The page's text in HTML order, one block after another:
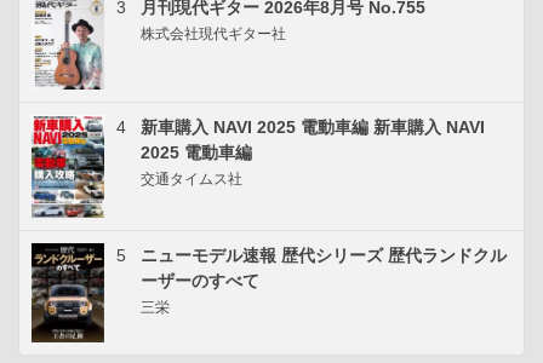
3 月刊現代ギター 2026年8月号 No.755
株式会社現代ギター社
4
新車購入 NAVI 2025 電動車編 新車購入 NAVI
2025 電動車編
交通タイムス社
5
ニューモデル速報 歴代シリーズ 歴代ランドクル
ーザーのすべて
三栄